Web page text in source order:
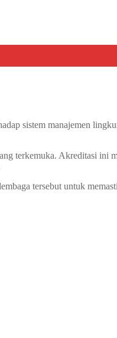
sistem manajemen
terkemuka. Akreditasi ini
tersebut untuk